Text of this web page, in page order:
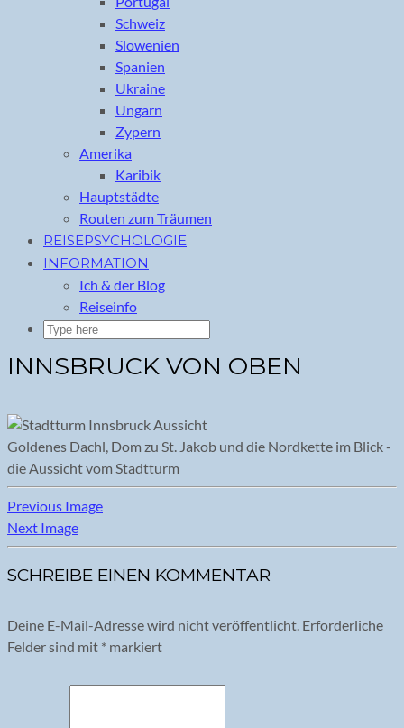
Schweiz
Slowenien
Spanien
Ukraine
Ungarn
Zypern
Amerika
Karibik
Hauptstädte
Routen zum Träumen
REISEPSYCHOLOGIE
INFORMATION
Ich & der Blog
Reiseinfo
INNSBRUCK VON OBEN
Goldenes Dachl, Dom zu St. Jakob und die Nordkette im Blick -
die Aussicht vom Stadtturm
Previous Image
Next Image
SCHREIBE EINEN KOMMENTAR
Deine E-Mail-Adresse wird nicht veröffentlicht. Erforderliche
Felder sind mit * markiert